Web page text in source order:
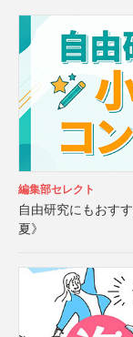
編集部セレクト
自由研究にもおす
夏》